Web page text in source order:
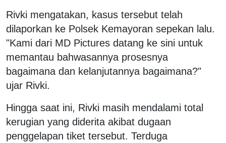
Rivki mengatakan, kasus tersebut telah
dilaporkan ke Polsek Kemayoran sepekan lalu.
"Kami dari MD Pictures datang ke sini untuk
memantau bahwasannya prosesnya
bagaimana dan kelanjutannya bagaimana?"
ujar Rivki.
Hingga saat ini, Rivki masih mendalami total
kerugian yang diderita akibat dugaan
penggelapan tiket tersebut. Terduga